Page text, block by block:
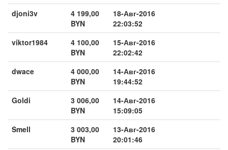
djoni3v
4 199,00
BYN
18-Авг-2016
22:03:52
viktor1984
4 100,00
BYN
15-Авг-2016
22:02:42
dwace
4 000,00
BYN
14-Авг-2016
19:44:52
Goldi
3 006,00
BYN
14-Авг-2016
15:09:05
Smell
3 003,00
BYN
13-Авг-2016
20:01:46